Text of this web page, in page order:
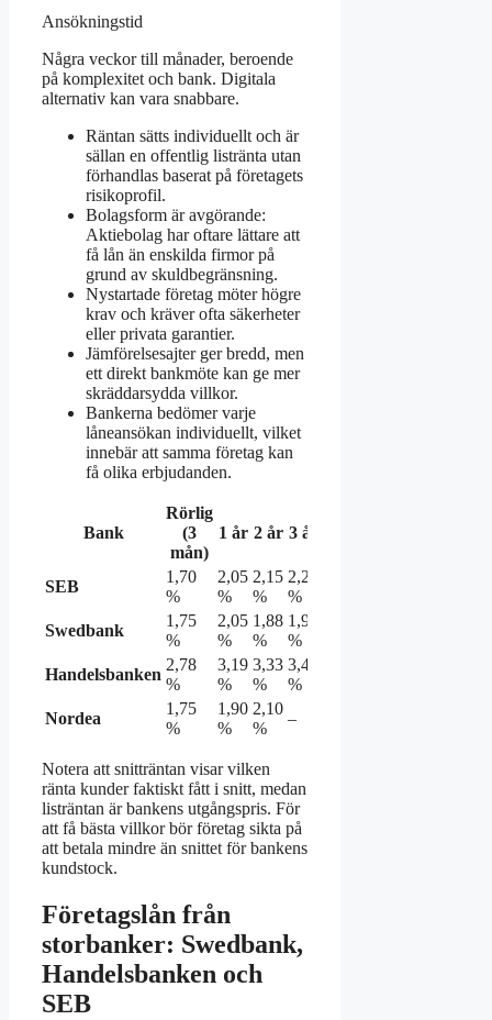
Ansökningstid
Några veckor till månader, beroende
på komplexitet och bank. Digitala
alternativ kan vara snabbare.
Räntan sätts individuellt och är
sällan en offentlig listränta utan
förhandlas baserat på företagets
risikoprofil.
Bolagsform är avgörande:
Aktiebolag har oftare lättare att
få lån än enskilda firmor på
grund av skuldbegränsning.
Nystartade företag möter högre
krav och kräver ofta säkerheter
eller privata garantier.
Jämförelsesajter ger bredd, men
ett direkt bankmöte kan ge mer
skräddarsydda villkor.
Bankerna bedömer varje
låneansökan individuellt, vilket
innebär att samma företag kan
få olika erbjudanden.
Bank
Rörlig
(3
mån)
1 år 2 år 3 år
SEB
1,70
%
2,05
%
2,15
%
2,20
%
Swedbank
1,75
%
2,05
%
1,88
%
1,96
%
Handelsbanken
2,78
%
3,19
%
3,33
%
3,44
%
Nordea
1,75
%
1,90
%
2,10
%
–
Notera att snitträntan visar vilken
ränta kunder faktiskt fått i snitt, medan
listräntan är bankens utgångspris. För
att få bästa villkor bör företag sikta på
att betala mindre än snittet för bankens
kundstock.
Företagslån från
storbanker: Swedbank,
Handelsbanken och
SEB